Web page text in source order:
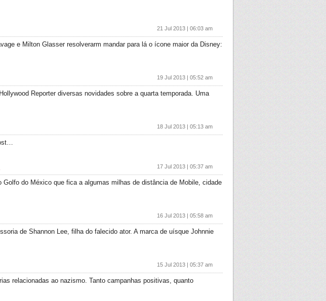
21 Jul 2013 | 06:03 am
e Milton Glasser resolverarm mandar para lá o ícone maior da Disney:
19 Jul 2013 | 05:52 am
Reporter diversas novidades sobre a quarta temporada. Uma
18 Jul 2013 | 05:13 am
17 Jul 2013 | 05:37 am
do México que fica a algumas milhas de distância de Mobile, cidade
16 Jul 2013 | 05:58 am
de Shannon Lee, filha do falecido ator. A marca de uísque Johnnie
15 Jul 2013 | 05:37 am
relacionadas ao nazismo. Tanto campanhas positivas, quanto